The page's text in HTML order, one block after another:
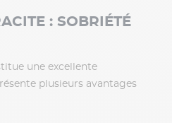
: SOBRIÉTÉ
une excellente
plusieurs avantages